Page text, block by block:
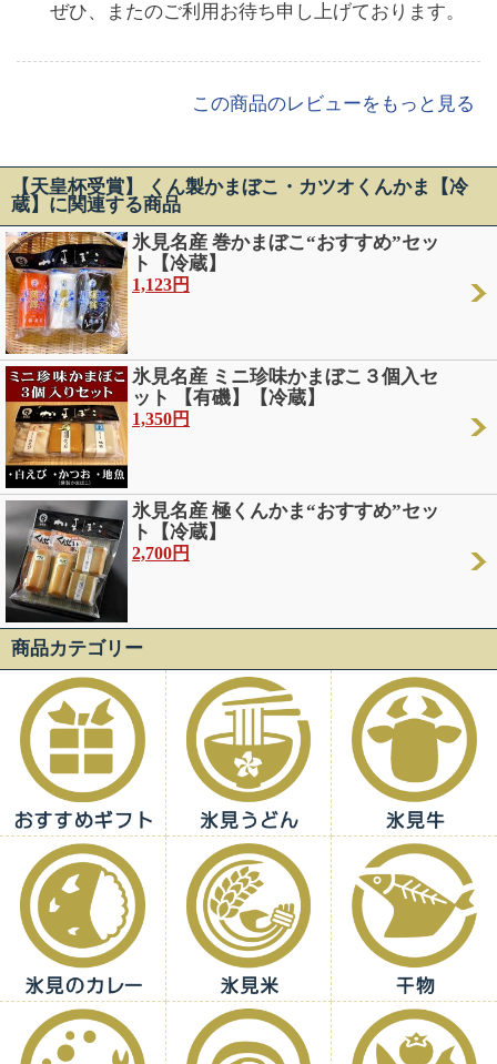
ぜひ、またのご利用お待ち申し上げております。
この商品のレビューをもっと見る
【天皇杯受賞】 くん製かまぼこ・カツオくんかま【冷
蔵】に関連する商品
氷見名産 巻かまぼこ“おすすめ”セッ
ト【冷蔵】
1,123円
氷見名産 ミニ珍味かまぼこ３個入セ
ット 【有磯】【冷蔵】
1,350円
氷見名産 極くんかま“おすすめ”セッ
ト【冷蔵】
2,700円
商品カテゴリー